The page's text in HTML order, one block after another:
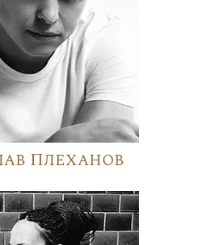
Плеханов